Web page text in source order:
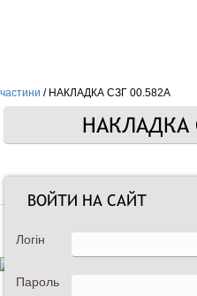
частини / НАКЛАДКА СЗГ 00.582А
НАКЛАДКА
ВОЙТИ НА САЙТ
Логін
Пароль